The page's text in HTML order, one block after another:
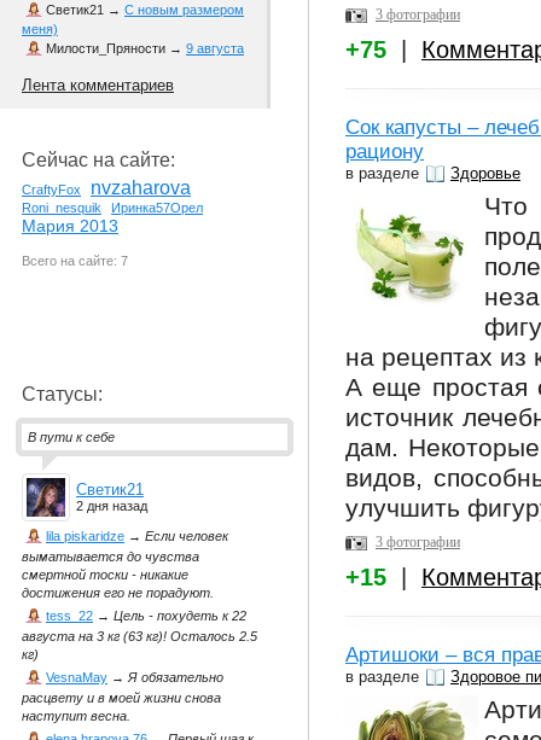
3 фотографии
+75
Сок капусты –
рациону
в разделе Здоровье
Что
на рецептах из
А еще простая
источник
дам.
видов,
улучшить
3 фотографии
+15
Артишоки – вся
в разделе Здоровое
Светик21 → С новым размером
меня)
Милости_Пряности → 9 августа
Лента комментариев
Сейчас на сайте:
CraftyFox nvzaharova
Roni_nesquik Иринка57Орел
Мария 2013
Всего на сайте: 7
Статусы:
В пути к себе
Светик21
2 дня назад
lila piskaridze → Если человек
выматывается до чувства
смертной тоски - никакие
достижения его не порадуют.
tess_22 → Цель - похудеть к 22
августа на 3 кг (63 кг)! Осталось 2.5
кг)
VesnaMay →Я обязательно
расцвету и в моей жизни снова
наступит весна.